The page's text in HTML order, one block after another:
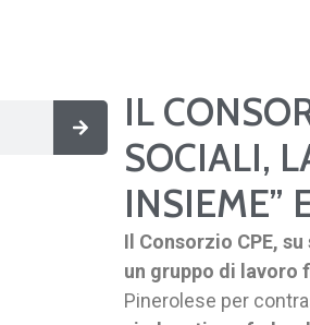
IL
SOCIALI,
INSIEME”
Il Consorzio CPE,
un gruppo di lavoro
Pinerolese per